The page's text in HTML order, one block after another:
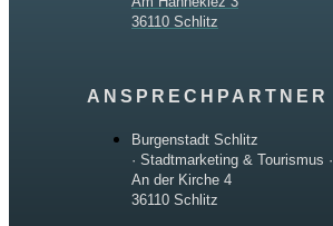
36110 Schlitz
ANSPRECHPARTNER
Burgenstadt Schlitz
· Stadtmarketing & Tourismus ·
An der Kirche 4
36110 Schlitz